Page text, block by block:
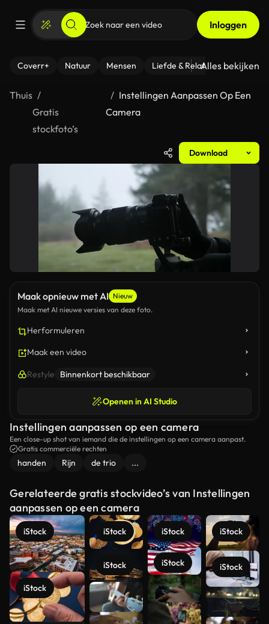
Inloggen
Coverr+ Natuur Mensen Liefde & Relaties - Fitness
Alles bekijken
Thuis
Gratis
stockfoto’s
Instellingen Aanpassen Op Een
Camera
Download
Maak opnieuw met AI Nieuw
Maak met AI nieuwe versies van deze foto.
Herformuleren
Maak een video
Restyle Binnenkort beschikbaar
Openen in AI Studio
Instellingen aanpassen op een camera
Een close-up shot van iemand die de instellingen op een camera aanpast.
Gratis commerciële rechten
handen Rijn de trio ...
Gerelateerde gratis stockvideo’s van Instellingen
aanpassen op een camera
iStock
iStock
iStock
iStock
iStock
iStock
iStock
iStock
Meer
bekijken